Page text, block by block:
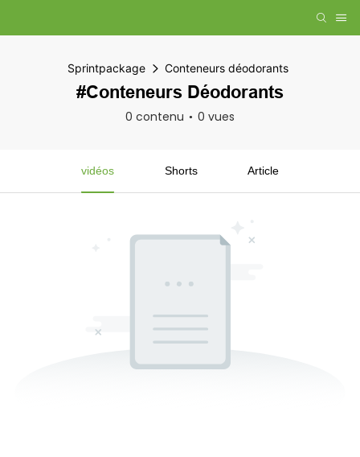
Sprintpackage Conteneurs déodorants
#Conteneurs Déodorants
0 contenu 0 vues
vidéos Shorts Article